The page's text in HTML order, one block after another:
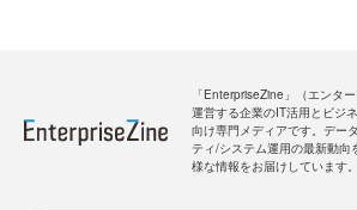
「EnterpriseZine」（エンタ
運営する企業のIT活用とビジ
向け専門メディアです。デー
ティ/システム運用の最新動向
様な情報をお届けしています。